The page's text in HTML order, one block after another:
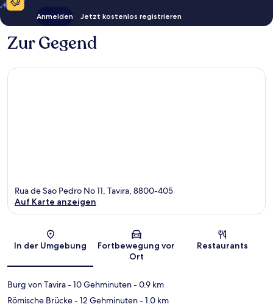
Anmelden Jetzt kostenlos registrieren
Zur Gegend
Karte
Rua de Sao Pedro No 11, Tavira, 8800-405
Auf Karte anzeigen
In der Umgebung
Fortbewegung vor
Ort
Restaurants
Burg von Tavira- 10 Gehminuten- 0.9 km
Römische Brücke- 12 Gehminuten- 1.0 km